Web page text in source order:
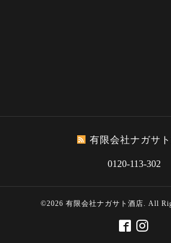
有限会社ナガサ
0120-113-302
©2026 有限会社ナガサト酒店. All